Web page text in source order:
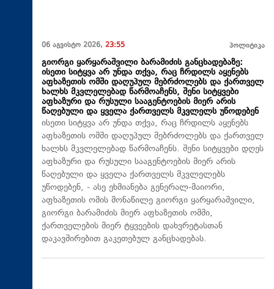
06 აგვისტო 2026, 23:55 პოლიტიკა
გიორგი ყარყარაშვილი ბარამიძის განცხადებაზე:
ისეთი სიტყვა არ უნდა თქვა, რაც ჩრდილს აყენებს
აფხაზეთის ომში დაღუპულ მებრძოლებს და ქართველ
ხალხს მკვლელებად წარმოაჩენს, შენი სიტყვები
აფხაზური და რუსული სააგენტოების მიერ არის
წაღებული და ყველა ქართველს მკვლელს უწოდებენ
ისეთი სიტყვა არ უნდა თქვა, რაც ჩრდილს აყენებს
აფხაზეთის ომში დაღუპულ მებრძოლებს და ქართველ
ხალხს მკვლელებად წარმოაჩენს. შენი სიტყვები დღეს
აფხაზური და რუსული სააგენტოების მიერ არის
წაღებული და ყველა ქართველს მკვლელებს
უწოდებენ, - ასე ეხმიანება გენერალ-მაიორი,
აფხაზეთის ომის მონაწილე გიორგი ყარყარაშვილი,
გიორგი ბარამიძის მიერ აფხაზეთის ომში,
ქართველების მიერ ტყვეების დახვრეტასთან
დაკავშირებით გაკეთებულ განცხადებას.